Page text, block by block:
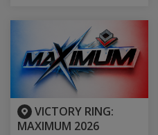
VICTORY RING:
MAXIMUM 2026